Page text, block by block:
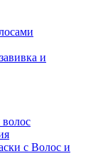
и
с Волос и